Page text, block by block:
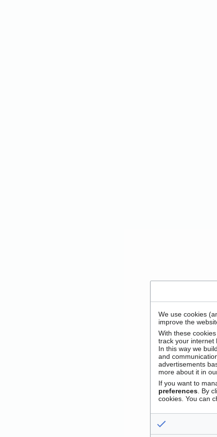
We use cookies
improve the
With these
track your internet
In this way we
and
advertisements
more about it in
If you want to
preferences . By
cookies. You can